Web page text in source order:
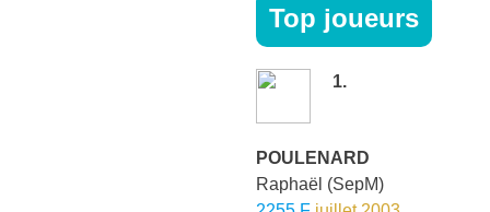
Top joueurs
1.
POULENARD
Raphaël (SepM)